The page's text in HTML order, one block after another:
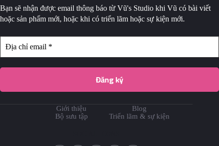
Bạn sẽ nhận được email thông báo từ Vũ's Studio khi Vũ có bài viết
hoặc sản phẩm mới, hoặc khi có triển lãm hoặc sự kiện mới.
Giới thiệu
Bộ sưu tập
Blog
Triển lãm & sự kiện